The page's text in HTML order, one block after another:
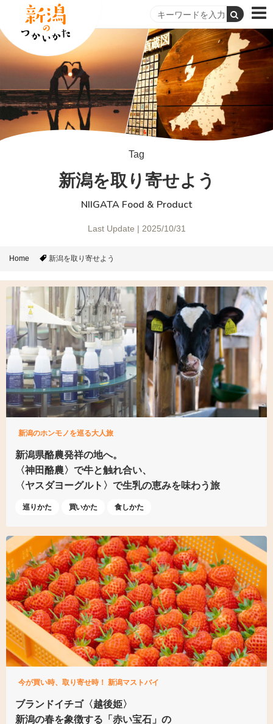
Tag
新潟を取り寄せよう
NIIGATA Food & Product
Last Update | 2025/10/31
Home 新潟を取り寄せよう
新潟のホンモノを巡る大人旅
新潟県酪農発祥の地へ。
〈神田酪農〉で牛と触れ合い、
〈ヤスダヨーグルト〉で生乳の恵みを味わう旅
巡りかた 買いかた 食しかた
今が買い時、取り寄せ時！ 新潟マストバイ
ブランドイチゴ〈越後姫〉
新潟の春を象徴する「赤い宝石」の